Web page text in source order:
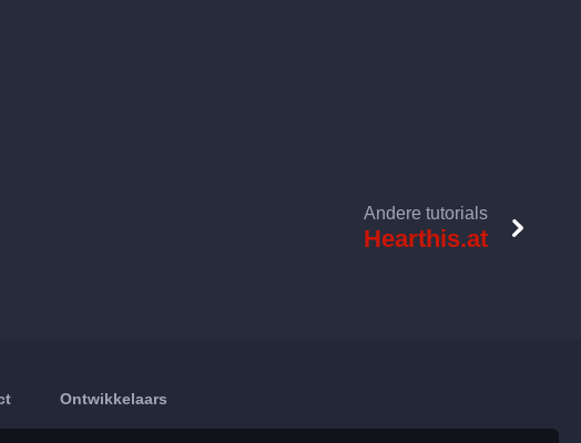
Andere tutorials
Hearthis.at
Ontwikkelaars